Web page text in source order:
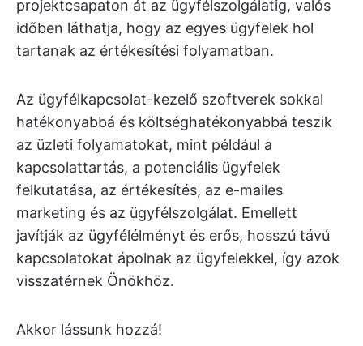
projektcsapaton át az ügyfélszolgálatig, valós
időben láthatja, hogy az egyes ügyfelek hol
tartanak az értékesítési folyamatban.
Az ügyfélkapcsolat-kezelő szoftverek sokkal
hatékonyabbá és költséghatékonyabbá teszik
az üzleti folyamatokat, mint például a
kapcsolattartás, a potenciális ügyfelek
felkutatása, az értékesítés, az e-mailes
marketing és az ügyfélszolgálat. Emellett
javítják az ügyfélélményt és erős, hosszú távú
kapcsolatokat ápolnak az ügyfelekkel, így azok
visszatérnek Önökhöz.
Akkor lássunk hozzá!